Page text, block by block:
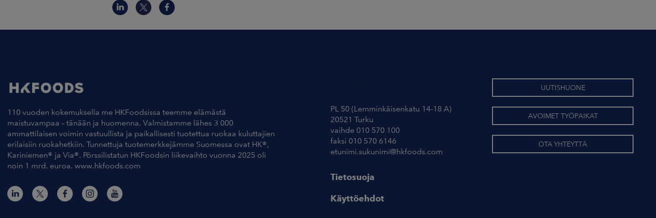
110 vuoden kokemuksella me HKFoodsissa teemme elämästä
maistuvampaa – tänään ja huomenna. Valmistamme lähes 3 000
ammattilaisen voimin vastuullista ja paikallisesti tuotettua ruokaa kuluttajien
erilaisiin ruokahetkiin. Tunnettuja tuotemerkkejämme Suomessa ovat HK®,
Kariniemen® ja Via®. Pörssilistatun HKFoodsin liikevaihto vuonna 2025 oli
noin 1 mrd. euroa. www.hkfoods.com
PL 50 (Lemminkäisenkatu 14-18 A)
20521 Turku
vaihde 010 570 100
faksi 010 570 6146
etunimi.sukunimi@hkfoods.com
Tietosuoja
Käyttöehdot
UUTISHUONE
AVOIMET TYÖPAIKAT
OTA YHTEYTTÄ